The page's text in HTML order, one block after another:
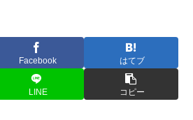
Facebook はてブ
LINE コピー